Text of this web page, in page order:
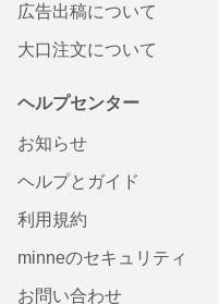
広告出稿について
大口注文について
ヘルプセンター
お知らせ
ヘルプとガイド
利用規約
minneのセキュリティ
お問い合わせ